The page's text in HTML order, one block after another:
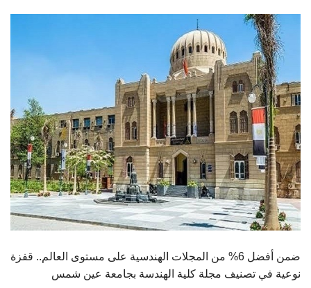
الطلاب
هيئة التدريس
الخريجين
الموظفون
الزائـرون
ضمن أفضل 6% من المجلات الهندسية على مستوى العالم.. قفزة
نوعية في تصنيف مجلة كلية الهندسة بجامعة عين شمس